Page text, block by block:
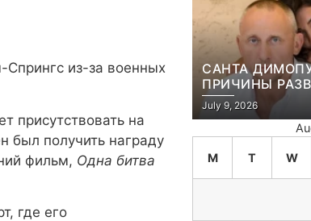
из-за военных
присутствовать на
был получить награду
фильм, Одна битва
где его
САНТА
ПРИЧИНЫ
БИЗНЕСМЕНОМ
July 9, 2026
M T W